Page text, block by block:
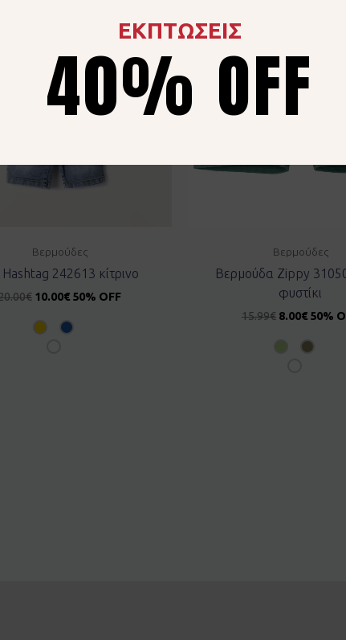
Βερμούδες
Hashtag 242613 κίτρινο
€ 10.00€ 50% OFF
Βερμούδες
Βερμούδα Zippy
φυστίκι
15.99€ 8.00€ 50%
ΕΚΠΤΩΣΕΙΣ
40% OFF